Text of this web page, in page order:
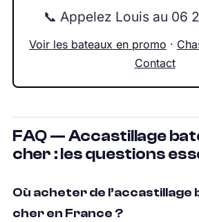
📞 Appelez Louis au 06
Voir les bateaux en promo ·
Contact
FAQ — Accastillage
cher : les questions
Où acheter de l’accastillage
cher en France ?